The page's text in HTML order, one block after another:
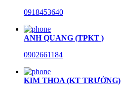
0918453640
ANH QUANG (TPKT )
0902661184
KIM THOA (KT TRƯỞNG)